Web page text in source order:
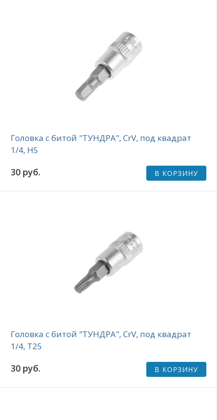
Головка с битой "ТУНДРА", CrV, под квадрат
1/4, H5
30 руб. В КОРЗИНУ
Головка с битой "ТУНДРА", CrV, под квадрат
1/4, Т25
30 руб. В КОРЗИНУ